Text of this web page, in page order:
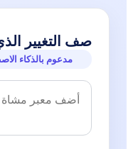
صف التغيير
مدعوم بالذكاء